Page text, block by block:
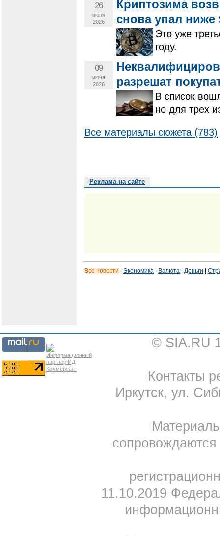
26
июня
2026
Криптозима
снова упал ниже
Это уже
году.
09
июня
2026
разрешат
В список
но для трех
Все материалы сюжета (783)
Реклама на сайте
Все новости Экономика Валюта Деньги
© SIA.RU
Контакты
Иркутск, ул.
11.10.2019